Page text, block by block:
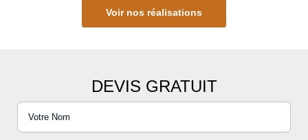
Voir nos réalisations
DEVIS GRATUIT